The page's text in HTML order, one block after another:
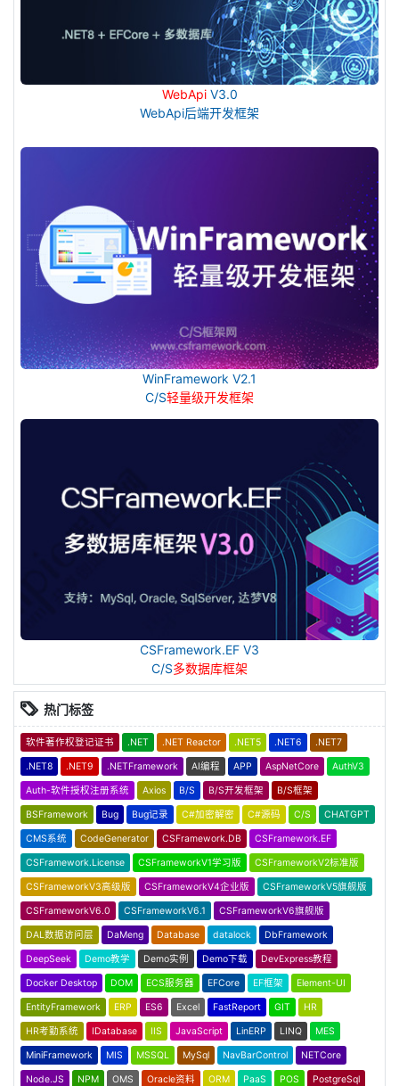
WebApiV3.0
WebApi后端开发框架
WinFramework V2.1
C/S轻量级开发框架
CSFramework.EF V3
C/S多数据库框架
热门标签
软件著作权登记证书 .NET .NET Reactor .NET5 .NET6 .NET7
.NET8 .NET9 .NETFramework AI编程 APP AspNetCore AuthV3
Auth-软件授权注册系统 Axios B/S B/S开发框架 B/S框架
BSFramework Bug Bug记录 C#加密解密 C#源码 C/S CHATGPT
CMS系统 CodeGenerator CSFramework.DB CSFramework.EF
CSFramework.License CSFrameworkV1学习版 CSFrameworkV2标准版
CSFrameworkV3高级版 CSFrameworkV4企业版 CSFrameworkV5旗舰版
CSFrameworkV6.0 CSFrameworkV6.1 CSFrameworkV6旗舰版
DAL数据访问层 DaMeng Database datalock DbFramework
DeepSeek Demo教学 Demo实例 Demo下载 DevExpress教程
Docker Desktop DOM ECS服务器 EFCore EF框架 Element-UI
EntityFramework ERP ES6 Excel FastReport GIT HR
HR考勤系统 IDatabase IIS JavaScript LinERP LINQ MES
MiniFramework MIS MSSQL MySql NavBarControl NETCore
Node.JS NPM OMS Oracle资料 ORM PaaS POS PostgreSql